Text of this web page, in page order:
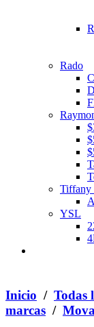
Rado
Tiffany
YSL
Inicio / Todas
marcas /